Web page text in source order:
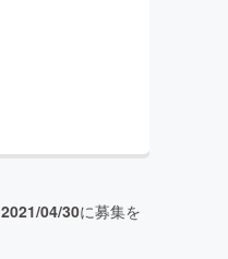
2021/04/30に募集を